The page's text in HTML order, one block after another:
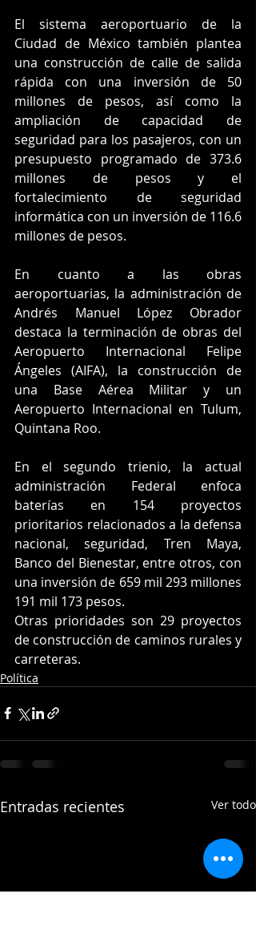
El sistema aeroportuario de la
Ciudad de México también plantea
una construcción de calle de salida
rápida con una inversión de 50
millones de pesos, así como la
ampliación de capacidad de
seguridad para los pasajeros, con un
presupuesto programado de 373.6
millones de pesos y el
fortalecimiento de seguridad
informática con un inversión de 116.6
millones de pesos.
En cuanto a las obras
aeroportuarias, la administración de
Andrés Manuel López Obrador
destaca la terminación de obras del
Aeropuerto Internacional Felipe
Ángeles (AIFA), la construcción de
una Base Aérea Militar y un
Aeropuerto Internacional en Tulum,
Quintana Roo.
En el segundo trienio, la actual
administración Federal enfoca
baterías en 154 proyectos
prioritarios relacionados a la defensa
nacional, seguridad, Tren Maya,
Banco del Bienestar, entre otros, con
una inversión de 659 mil 293 millones
191 mil 173 pesos.
Otras prioridades son 29 proyectos
de construcción de caminos rurales y
carreteras.
Política
Entradas recientes Ver todo